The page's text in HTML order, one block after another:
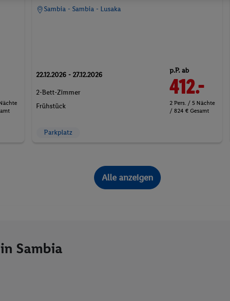
Sambia - Sambia - Lusaka
22.12.2026 - 27.12.2026
2-Bett-Zimmer
Frühstück
p.P. ab
412.-
2 Pers. / 5 Nächte
/ 824 € Gesamt
Parkplatz
Alle anzeigen
Sambia